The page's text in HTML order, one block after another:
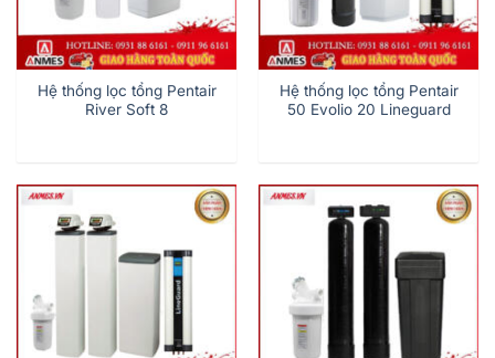
Hệ thống lọc tổng Pentair
River Soft 8
Hệ thống lọc tổng Pentair
50 Evolio 20 Lineguard